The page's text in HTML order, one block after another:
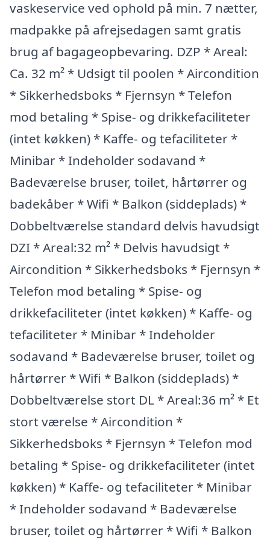
vaskeservice ved ophold på min. 7 nætter,
madpakke på afrejsedagen samt gratis
brug af bagageopbevaring. DZP * Areal:
Ca. 32 m² * Udsigt til poolen * Aircondition
* Sikkerhedsboks * Fjernsyn * Telefon
mod betaling * Spise- og drikkefaciliteter
(intet køkken) * Kaffe- og tefaciliteter *
Minibar * Indeholder sodavand *
Badeværelse bruser, toilet, hårtørrer og
badekåber * Wifi * Balkon (siddeplads) *
Dobbeltværelse standard delvis havudsigt
DZI * Areal:32 m² * Delvis havudsigt *
Aircondition * Sikkerhedsboks * Fjernsyn *
Telefon mod betaling * Spise- og
drikkefaciliteter (intet køkken) * Kaffe- og
tefaciliteter * Minibar * Indeholder
sodavand * Badeværelse bruser, toilet og
hårtørrer * Wifi * Balkon (siddeplads) *
Dobbeltværelse stort DL * Areal:36 m² * Et
stort værelse * Aircondition *
Sikkerhedsboks * Fjernsyn * Telefon mod
betaling * Spise- og drikkefaciliteter (intet
køkken) * Kaffe- og tefaciliteter * Minibar
* Indeholder sodavand * Badeværelse
bruser, toilet og hårtørrer * Wifi * Balkon